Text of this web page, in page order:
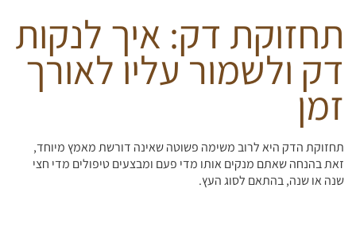
תחזוקת דק: איך לנקות
דק ולשמור עליו לאורך
זמן
תחזוקת הדק היא לרוב משימה פשוטה שאינה דורשת מאמץ מיוחד,
זאת בהנחה שאתם מנקים אותו מדי פעם ומבצעים טיפולים מדי חצי
שנה או שנה, בהתאם לסוג העץ.